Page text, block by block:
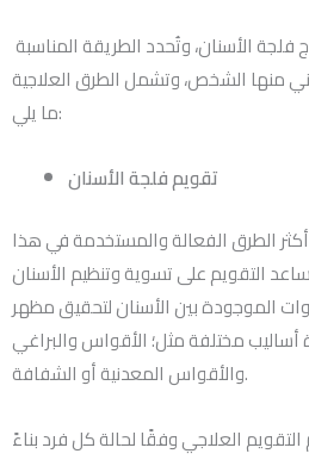
منها الشخص، وتشمل الطرق العلاجية
ما يلي:
تقويم فلجة الأسنان
الطرق الفعالة والمستخدمة في هذا
التقويم على تسوية وتنظيم الأسنان
الموجودة بين الأسنان لتحقيق مظهر
مختلفة مثل؛ الأقواس والبراغي
والأقواس المعدنية أو الشفافة.
التقويم العلاجي وفقًا لحالة كل فرد بناءً